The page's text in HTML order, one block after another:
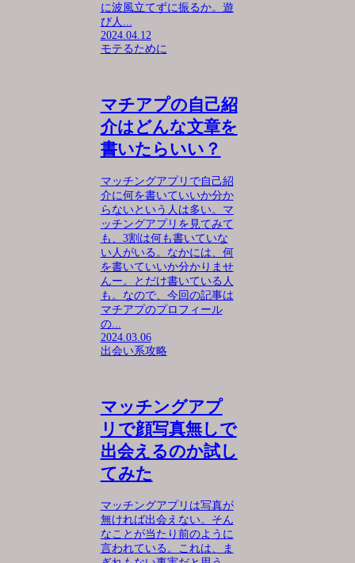
に波風立てずに振るか。遊
び人...
2024.04.12
モテるために
マチアプの自己紹
介はどんな文章を
書いたらいい？
マッチングアプリで自己紹
介に何を書いていいか分か
らないという人は多い。マ
ッチングアプリを見てみて
も、3割は何も書いていな
い人がいる。なかには、何
を書いていいか分かりませ
んー。とだけ書いている人
も。なので、今回の記事は
マチアプのプロフィール
の...
2024.03.06
出会い系攻略
マッチングアプ
リで顔写真無しで
出会えるのか試し
てみた
マッチングアプリは写真が
無ければ出会えない。そん
なことが当たり前のように
言われている。これは、ま